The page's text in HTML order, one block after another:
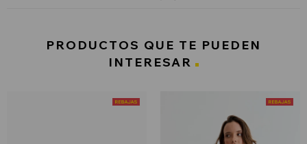
PRODUCTOS QUE TE PUEDEN
INTERESAR